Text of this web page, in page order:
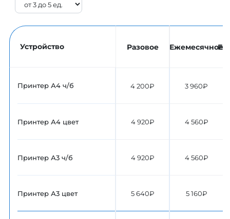
Устройство
Принтер А4 ч/б
Принтер А4 цвет
Принтер А3 ч/б
Принтер А3 цвет
Разовое
4 200₽
4 920₽
4 920₽
5 640₽
Ежемесячное
3 960₽
4 560₽
4 560₽
5 160₽